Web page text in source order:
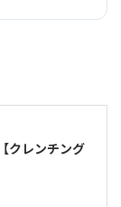
クレンチング